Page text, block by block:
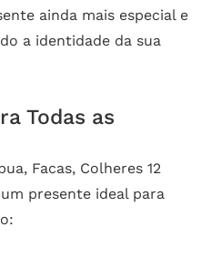
ainda mais especial e
a identidade da sua
Todas as
Facas, Colheres 12
presente ideal para